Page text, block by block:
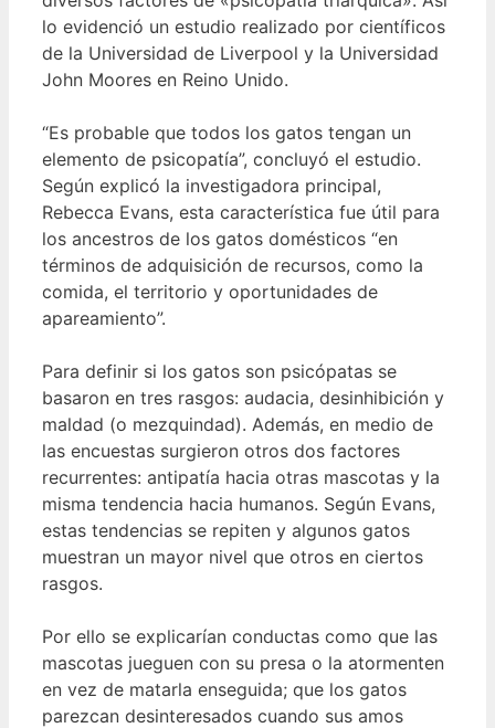
lo evidenció un estudio realizado por científicos
de la Universidad de Liverpool y la Universidad
John Moores en Reino Unido.
“Es probable que todos los gatos tengan un
elemento de psicopatía”, concluyó el estudio.
Según explicó la investigadora principal,
Rebecca Evans, esta característica fue útil para
los ancestros de los gatos domésticos “en
términos de adquisición de recursos, como la
comida, el territorio y oportunidades de
apareamiento”.
Para definir si los gatos son psicópatas se
basaron en tres rasgos: audacia, desinhibición y
maldad (o mezquindad). Además, en medio de
las encuestas surgieron otros dos factores
recurrentes: antipatía hacia otras mascotas y la
misma tendencia hacia humanos. Según Evans,
estas tendencias se repiten y algunos gatos
muestran un mayor nivel que otros en ciertos
rasgos.
Por ello se explicarían conductas como que las
mascotas jueguen con su presa o la atormenten
en vez de matarla enseguida; que los gatos
parezcan desinteresados cuando sus amos